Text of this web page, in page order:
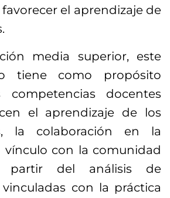
el aprendizaje de
media superior, este
tiene como propósito
competencias docentes
el aprendizaje de los
la colaboración en la
vínculo con la comunidad
partir del análisis de
con la práctica